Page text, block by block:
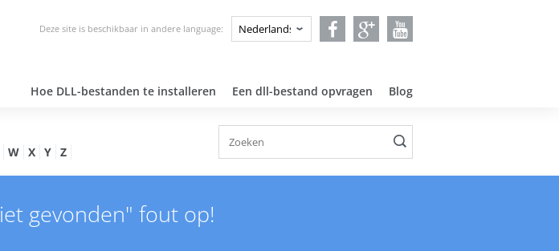
Deze site is beschikbaar in andere language:
Hoe DLL-bestanden te installeren Een dll-bestand opvragen Blog
W X Y Z
gevonden" fout op!